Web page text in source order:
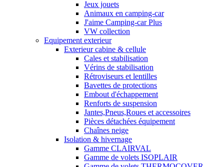
Jeux jouets
Animaux en camping-car
J'aime Camping-car Plus
VW collection
Equipement exterieur
Exterieur cabine & cellule
Cales et stabilisation
Vérins de stabilisation
Rétroviseurs et lentilles
Bavettes de protections
Embout d'échappement
Renforts de suspension
Jantes,Pneus,Roues et accessoires
Pièces détachées équipement
Chaînes neige
Isolation & hivernage
Gamme CLAIRVAL
Gamme de volets ISOPLAIR